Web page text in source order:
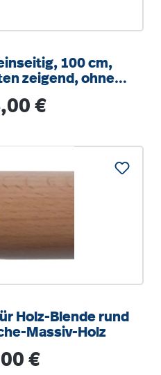
100 cm,
zeigend, ohne
Preis:
€
Holz-Blende rund
Massiv-Holz
Preis:
€